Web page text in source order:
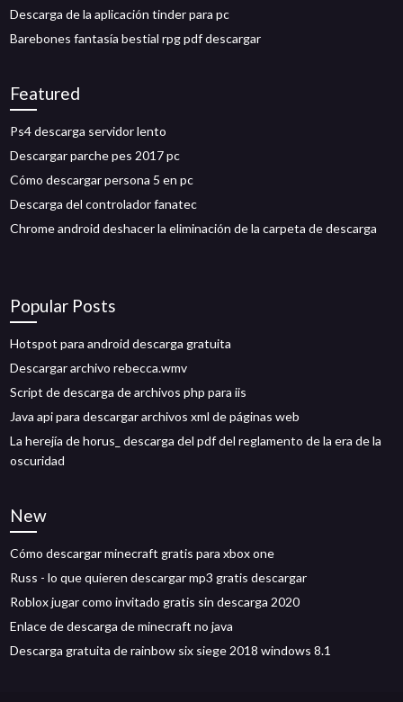
Descarga de la aplicación tinder para pc
Barebones fantasía bestial rpg pdf descargar
Featured
Ps4 descarga servidor lento
Descargar parche pes 2017 pc
Cómo descargar persona 5 en pc
Descarga del controlador fanatec
Chrome android deshacer la eliminación de la carpeta de descarga
Popular Posts
Hotspot para android descarga gratuita
Descargar archivo rebecca.wmv
Script de descarga de archivos php para iis
Java api para descargar archivos xml de páginas web
La herejía de horus_ descarga del pdf del reglamento de la era de la
oscuridad
New
Cómo descargar minecraft gratis para xbox one
Russ - lo que quieren descargar mp3 gratis descargar
Roblox jugar como invitado gratis sin descarga 2020
Enlace de descarga de minecraft no java
Descarga gratuita de rainbow six siege 2018 windows 8.1